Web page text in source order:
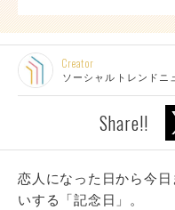
Creator
ソーシャルトレンドニ
Share!!
恋人になった日から今
いする「記念日」。